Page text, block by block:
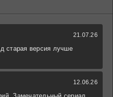
21.07.26
старая версия лучше
12.06.26